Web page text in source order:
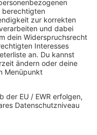
ins Radio.
hörst Du ab
bis 15 Uhrim
Real 80s